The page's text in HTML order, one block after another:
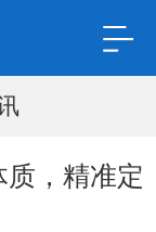
，精准定